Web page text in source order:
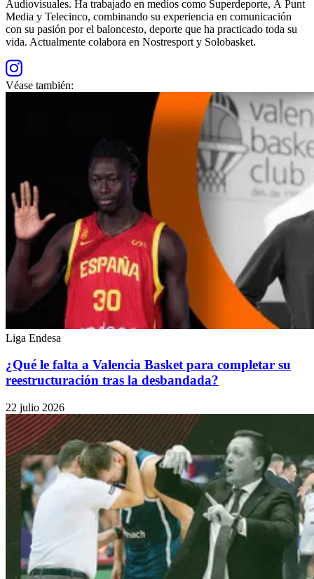
Audiovisuales. Ha trabajado en medios como Superdeporte, À Punt
Media y Telecinco, combinando su experiencia en comunicación
con su pasión por el baloncesto, deporte que ha practicado toda su
vida. Actualmente colabora en Nostresport y Solobasket.
Véase también:
Liga Endesa
¿Qué le falta a Valencia Basket para completar su
reestructuración tras la desbandada?
22 julio 2026